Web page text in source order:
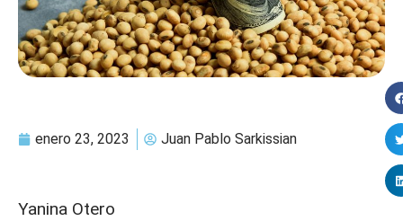
enero 23, 2023 Juan Pablo Sarkissian
Yanina Otero